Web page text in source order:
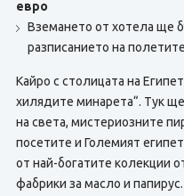
евро
Вземането от хотела ще
разписанието на
Кайро с столицата на
хилядите минарета“. Тук
на света, мистериозните
посетите и Големият
от най-богатите колекции
фабрики за масло и